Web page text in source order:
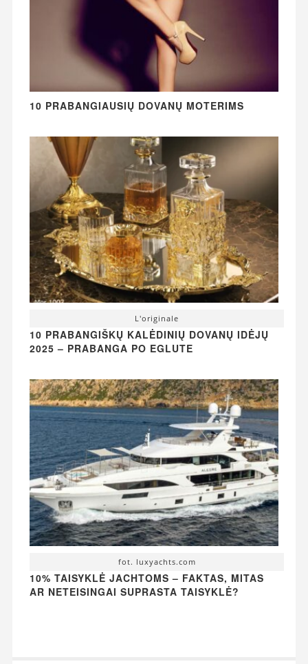
10 PRABANGIAUSIŲ DOVANŲ MOTERIMS
L'originale
10 PRABANGIŠKŲ KALĖDINIŲ DOVANŲ IDĖJŲ
2025 – PRABANGA PO EGLUTE
fot. luxyachts.com
10% TAISYKLĖ JACHTOMS – FAKTAS, MITAS
AR NETEISINGAI SUPRASTA TAISYKLĖ?